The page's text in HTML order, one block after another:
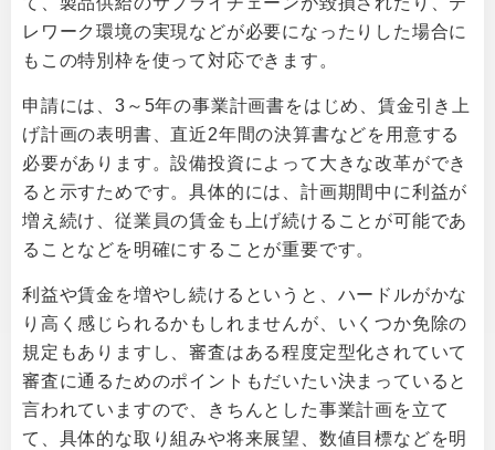
レワーク環境の実現などが必要になったりした場合に
もこの特別枠を使って対応できます。
申請には、3～5年の事業計画書をはじめ、賃金引き上
げ計画の表明書、直近2年間の決算書などを用意する
必要があります。設備投資によって大きな改革ができ
ると示すためです。具体的には、計画期間中に利益が
増え続け、従業員の賃金も上げ続けることが可能であ
ることなどを明確にすることが重要です。
利益や賃金を増やし続けるというと、ハードルがかな
り高く感じられるかもしれませんが、いくつか免除の
規定もありますし、審査はある程度定型化されていて
審査に通るためのポイントもだいたい決まっていると
言われていますので、きちんとした事業計画を立て
て、具体的な取り組みや将来展望、数値目標などを明